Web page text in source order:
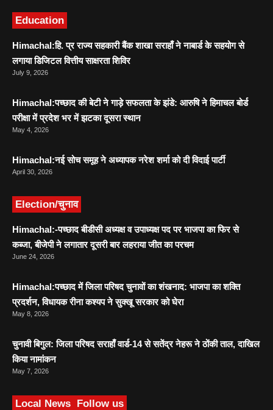
Education
Himachal:हि. प्र राज्य सहकारी बैंक शाखा सराहाँ ने नाबार्ड के सहयोग से
लगाया डिजिटल वित्तीय साक्षरता शिविर
July 9, 2026
Himachal:पच्छाद की बेटी ने गाड़े सफलता के झंडे: आरुषि ने हिमाचल बोर्ड
परीक्षा में प्रदेश भर में झटका दूसरा स्थान
May 4, 2026
Himachal:नई सोच समूह ने अध्यापक नरेश शर्मा को दी विदाई पार्टी
April 30, 2026
Election/चुनाव
Himachal:-पच्छाद बीडीसी अध्यक्ष व उपाध्यक्ष पद पर भाजपा का फिर से
कब्जा, बीजेपी ने लगातार दूसरी बार लहराया जीत का परचम
June 24, 2026
Himachal:पच्छाद में जिला परिषद चुनावों का शंखनाद: भाजपा का शक्ति
प्रदर्शन, विधायक रीना कश्यप ने सुक्खू सरकार को घेरा
May 8, 2026
चुनावी बिगुल: जिला परिषद सराहाँ वार्ड-14 से सतेंद्र नेहरू ने ठोंकी ताल, दाखिल
किया नामांकन
May 7, 2026
Local News Follow us